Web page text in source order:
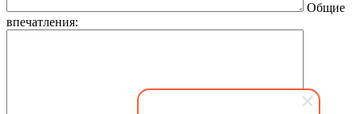
Общие
впечатления: